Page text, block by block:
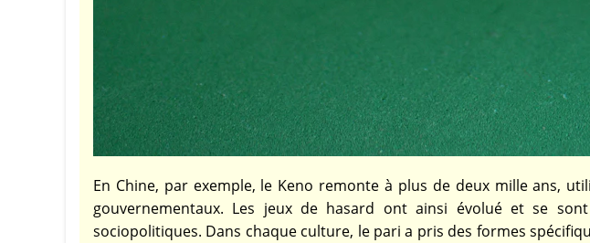
En Chine, par exemple, le Keno remonte à plus de deux mille ans,
gouvernementaux. Les jeux de hasard ont ainsi évolué et se
sociopolitiques. Dans chaque culture, le pari a pris des formes